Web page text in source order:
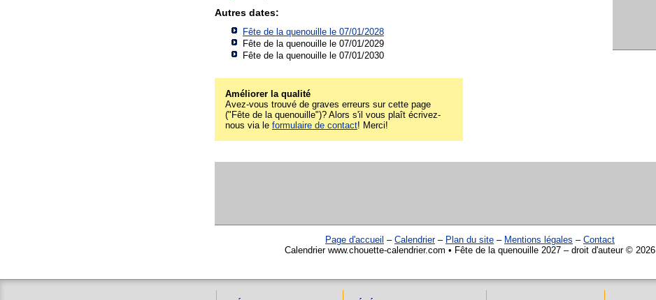
Autres dates:
Fête de la quenouille le 07/01/2028
Fête de la quenouille le 07/01/2029
Fête de la quenouille le 07/01/2030
Améliorer la qualité
Avez-vous trouvé de graves erreurs sur cette page
("Fête de la quenouille")? Alors s'il vous plaît écrivez-
nous via le formulaire de contact! Merci!
Page d'accueil – Calendrier– Plan du site – Mentions légales – Contact
Calendrier www.chouette-calendrier.com • Fête de la quenouille 2027 – droit d'auteur © 2026